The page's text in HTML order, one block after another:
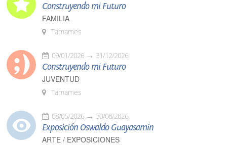
Construyendo mi Futuro
FAMILIA
Tamames
09/01/2026 31/12/2026
Construyendo mi Futuro
JUVENTUD
Tamames
08/05/2026 30/08/2026
Exposición Oswaldo Guayasamín
ARTE / EXPOSICIONES